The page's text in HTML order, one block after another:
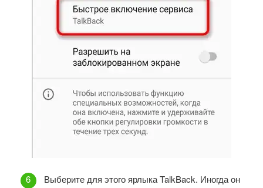
Выберите для этого ярлыка TalkBack. Иногда он